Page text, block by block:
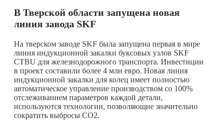
В Тверской области запущена новая
линия завода SKF
На тверском заводе SKF была запущена первая в мире
линия индукционной закалки буксовых узлов SKF
CTBU для железнодорожного транспорта. Инвестиции
в проект составили более 4 млн евро. Новая линия
индукционной закалки для колец имеет полностью
автоматическое управление производством со 100%
отслеживанием параметров каждой детали,
используются технологии, позволяющие значительно
сократить выбросы СО2.